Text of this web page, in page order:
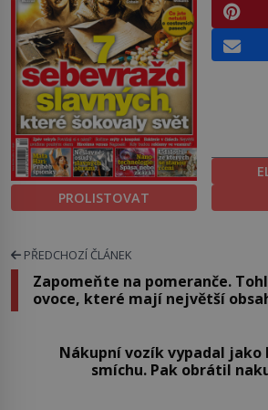
PROLISTOVAT
PŘEDCHOZÍ ČLÁNEK
Zapomeňte na pomeranče.
ovoce, které mají největší
Nákupní vozík vypadal jako
smíchu. Pak obrátil